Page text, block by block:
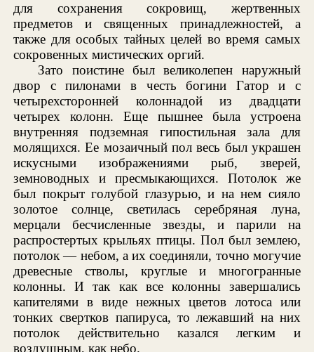
для сохранения сокровищ, жертвенных
предметов и священных принадлежностей, а
также для особых тайных целей во время самых
сокровенных мистических оргий.
Зато поистине был великолепен наружный
двор с пилонами в честь богини Гатор и с
четырехсторонней колоннадой из двадцати
четырех колонн. Еще пышнее была устроена
внутренняя подземная гипостильная зала для
молящихся. Ее мозаичный пол весь был украшен
искусными изображениями рыб, зверей,
земноводных и пресмыкающихся. Потолок же
был покрыт голубой глазурью, и на нем сияло
золотое солнце, светилась серебряная луна,
мерцали бесчисленные звезды, и парили на
распростертых крыльях птицы. Пол был землею,
потолок — небом, а их соединяли, точно могучие
древесные стволы, круглые и многогранные
колонны. И так как все колонны завершались
капителями в виде нежных цветов лотоса или
тонких свертков папируса, то лежавший на них
потолок действительно казался легким и
воздушным, как небо.